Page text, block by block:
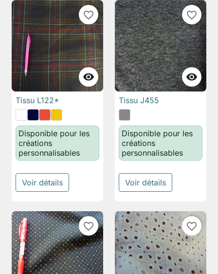

favorite_border
Tissu L122*
Disponible pour les
créations
personnalisables
Voir détails

favorite_border
Tissu J455
Disponible pour les
créations
personnalisables
Voir détails
favorite_border favorite_border